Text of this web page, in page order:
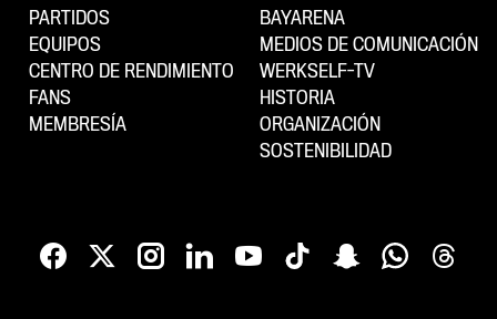
PARTIDOS
EQUIPOS
CENTRO DE RENDIMIENTO
FANS
MEMBRESÍA
BAYARENA
MEDIOS DE COMUNICACIÓN
WERKSELF-TV
HISTORIA
ORGANIZACIÓN
SOSTENIBILIDAD